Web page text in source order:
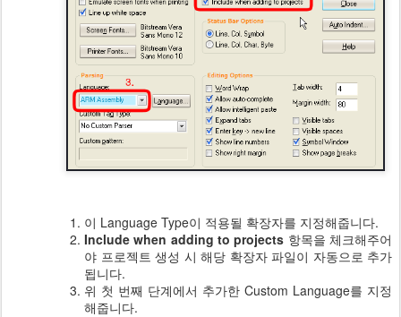
이 Language Type이 적용될 확장자를 지정해줍니다.
Include when adding to projects 항목을 체크해주어
야 프로젝트 생성 시 해당 확장자 파일이 자동으로 추가
됩니다.
위 첫 번째 단계에서 추가한 Custom Language를 지정
해줍니다.